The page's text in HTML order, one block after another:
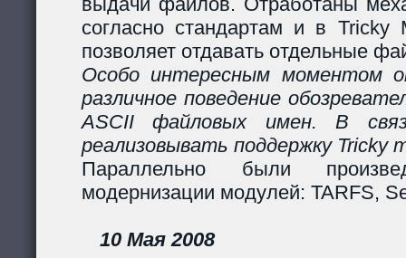
согласно стандартам и в Tricky
позволяет отдавать отдельные
Особо интересным моментом
различное поведение
ASCII файловых имен. В
реализовывать поддержку Tricky
Параллельно были
модернизации модулей: TARFS,
10 Мая 2008